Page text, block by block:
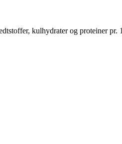
kulhydrater og proteiner pr.